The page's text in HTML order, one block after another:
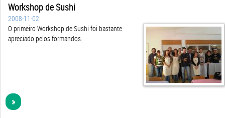
Workshop de Sushi
2008-11-02
O primeiro Workshop de Sushi foi bastante
apreciado pelos formandos.
»